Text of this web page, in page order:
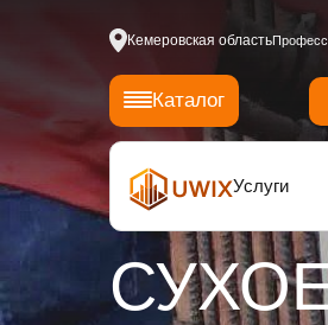
Кемеровская область
Каталог
Услуги